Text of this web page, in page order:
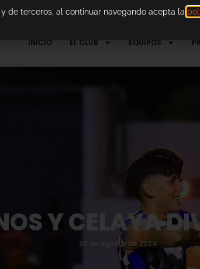
INICIO EL CLUB EQUIPOS
Y CELAYA
23 de agosto de 2024
de terceros, al continuar navegando acepta la